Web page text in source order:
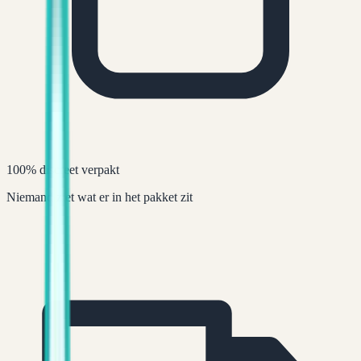
100% discreet verpakt
Niemand ziet wat er in het pakket zit